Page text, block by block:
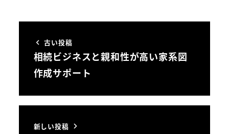
古い投稿
相続ビジネスと親和性が高い家系図
作成サポート
新しい投稿